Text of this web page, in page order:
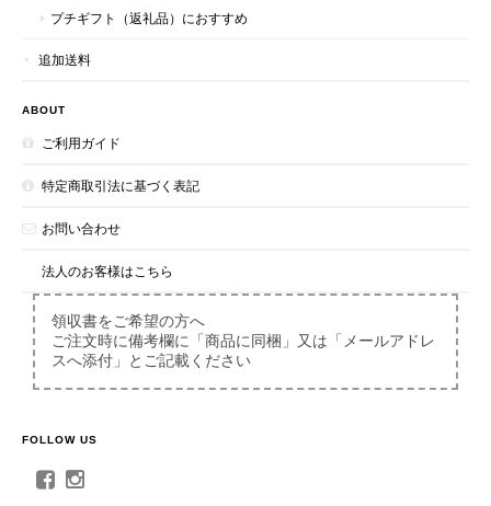
プチギフト（返礼品）におすすめ
追加送料
ABOUT
ご利用ガイド
特定商取引法に基づく表記
お問い合わせ
法人のお客様はこちら
領収書をご希望の方へ
ご注文時に備考欄に「商品に同梱」又は「メールアドレ
スへ添付」とご記載ください
FOLLOW US